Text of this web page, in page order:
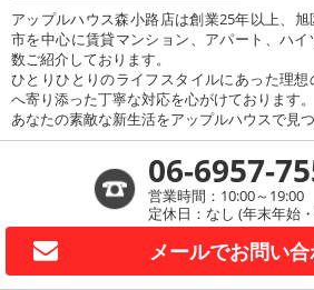
アップルハウス森小路店は創業25年以上、
市を中心に賃貸マンション、アパート、ハ
数ご紹介しております。
ひとりひとりのライフスタイルにあった理
へ寄り添った丁寧な対応を心がけております。
あなたの素敵な新生活をアップルハウスで見
06-6957-
営業時間：10:00～19:00
定休日：なし (年末年始
メールでお問い